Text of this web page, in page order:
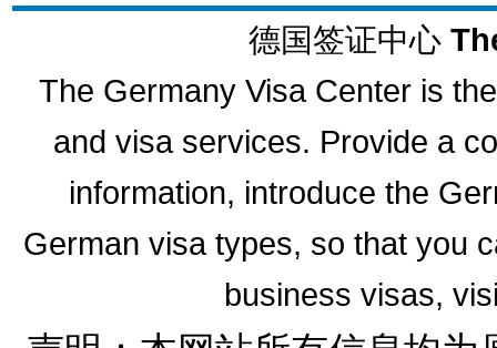
德国签证中心
The Germany Visa Center is
and visa services. Provide a
information, introduce the
German visa types, so that you
business visas,